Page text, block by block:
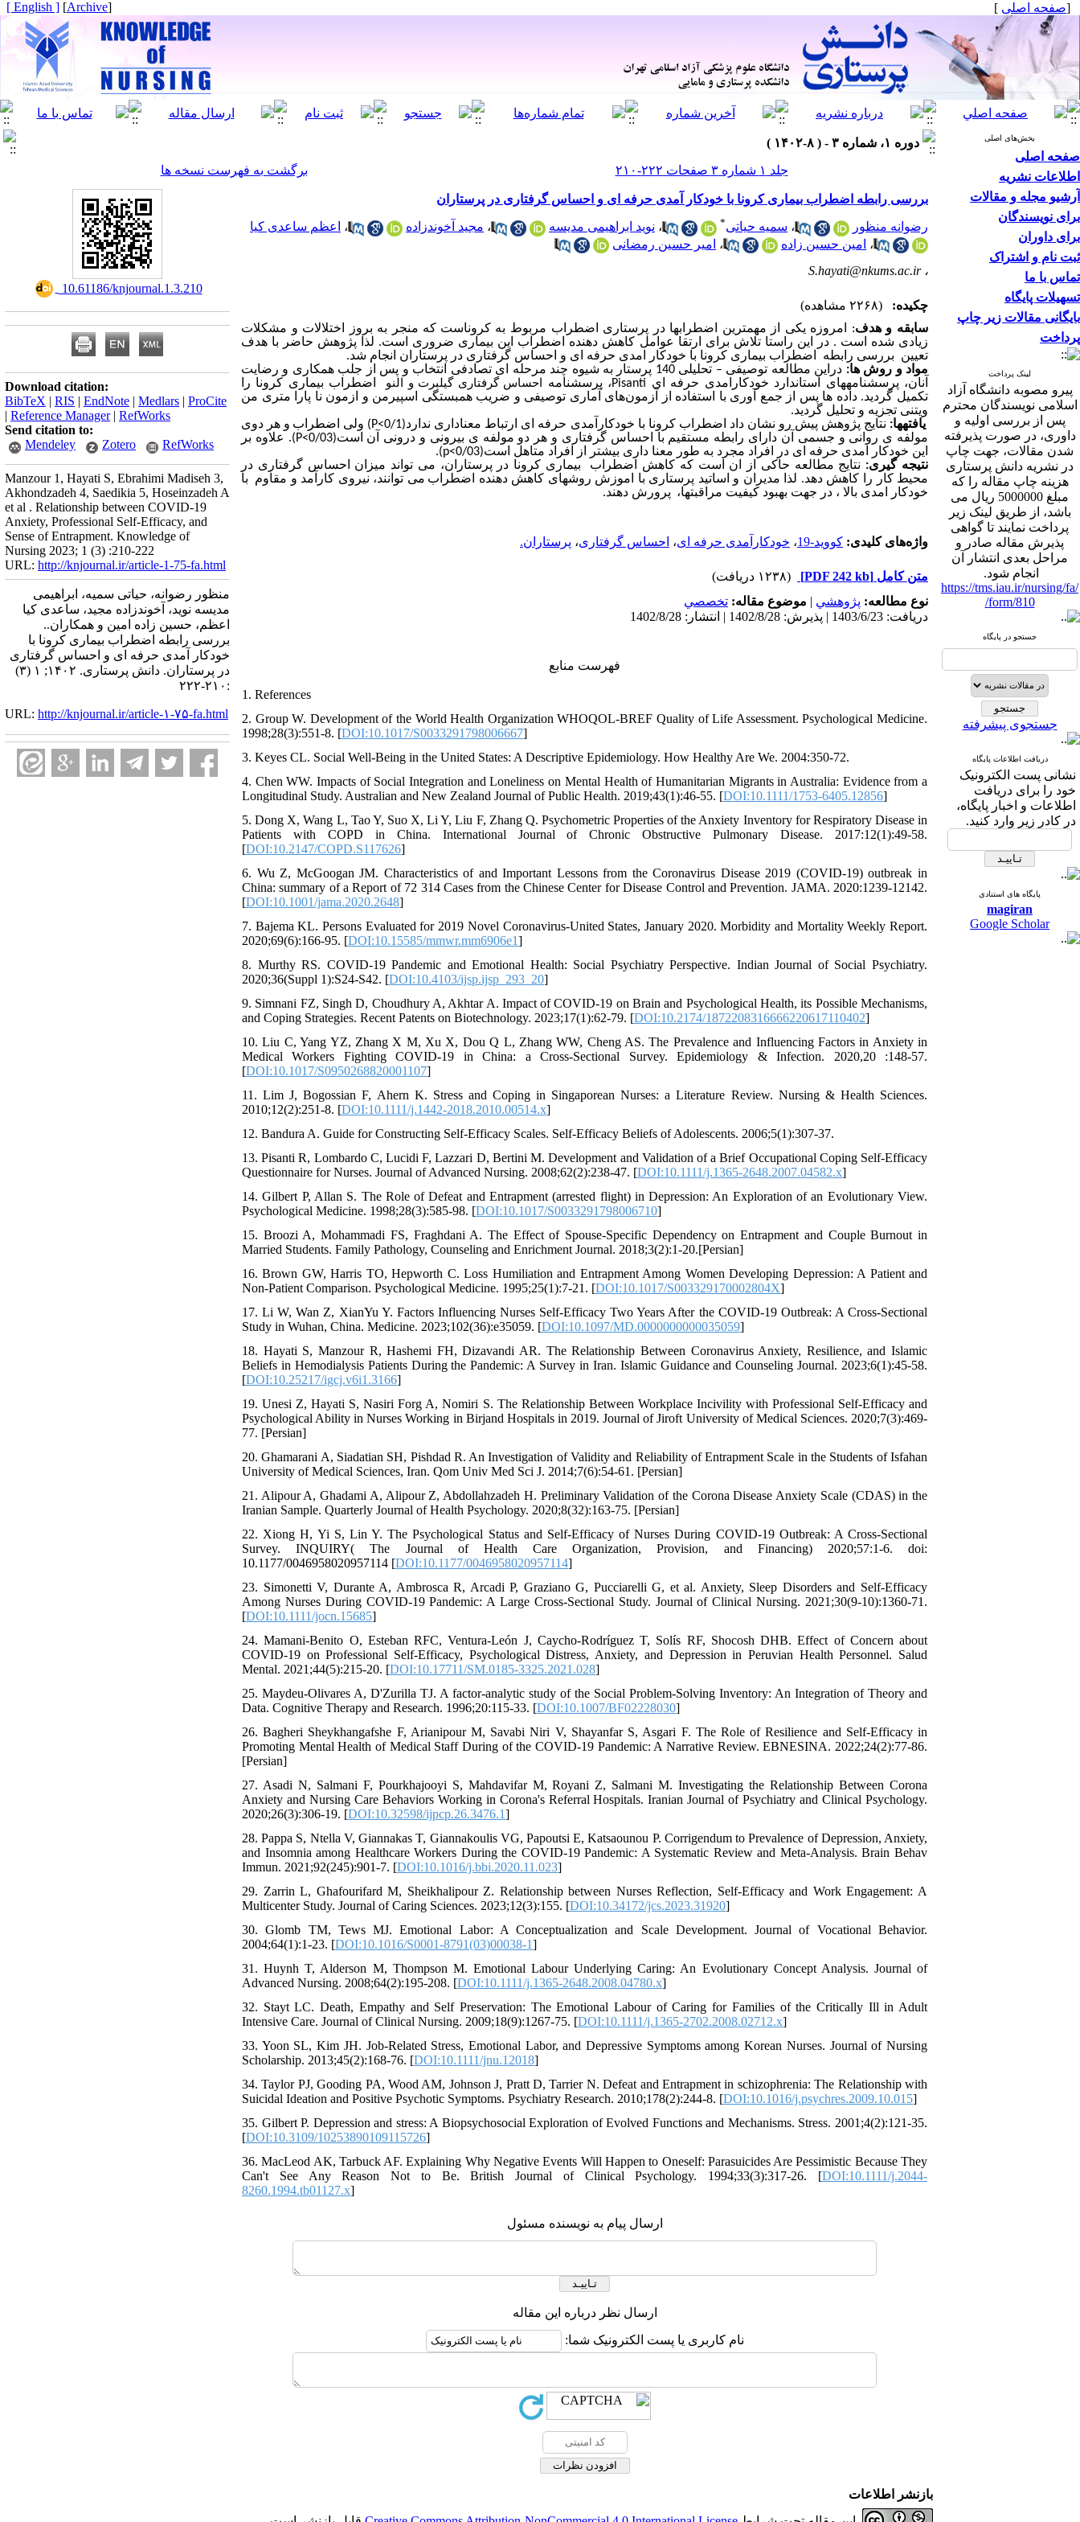
[صفحه اصلی ]
[
Archive
]
[ English ]
بخش‌های اصلی
صفحه اصلی
اطلاعات نشریه
آرشیو مجله و مقالات
برای نویسندگان
برای داوران
ثبت نام و اشتراک
تماس با ما
تسهیلات پایگاه
بایگانی مقالات زیر چاپ
پرداخت
لینک پرداخت
پیرو مصوبه دانشگاه آزاد
اسلامی نویسندگان محترم
پس از بررسی اولیه و
داوری، در صورت پذیرفته
شدن مقالات، جهت چاپ
در نشریه دانش پرستاری
هزینه چاپ مقاله را که
مبلغ 5000000 ریال می
باشد، از طریق لینک زیر
پرداخت نمایند تا گواهی
پذیرش مقاله صادر و
مراحل بعدی انتشار آن
انجام شود.
https://tms.iau.ir/nursing/fa/
form/810/
جستجو در پایگاه
جستجوی پیشرفته
دریافت اطلاعات پایگاه
نشانی پست الکترونیک
خود را برای دریافت
اطلاعات و اخبار پایگاه،
در کادر زیر وارد کنید.
پایگاه های استنادی
magiran
Google Scholar
دوره ۱، شماره ۳ - ( ۸-۱۴۰۲ )
جلد ۱ شماره ۳ صفحات ۲۲۲-۲۱۰
برگشت به فهرست نسخه ها
بررسی رابطه اضطراب بیماری کرونا با خودکار آمدی حرفه ای و احساس گرفتاری در پرستاران
رضوانه منظور ، سمیه حیاتی* ، نوید ابراهیمی مدیسه ، مجید آخوندزاده ،
اعظم ساعدی کیا
، امین حسین زاده ، امیر حسین رمضانی
،S.hayati@nkums.ac.ir
چکیده: (۲۲۶۸ مشاهده)
سابقه و هدف: امروزه یکی از مهمترین اضطرابها در پرستاری اضطراب مربوط به کروناست که منجر به بروز اختلالات و مشکلات
زیادی شده است . در این راستا تلاش برای ارتقا عوامل کاهش دهنده اضطراب این بیماری ضروری است. لذا پژوهش حاضر با هدف
تعیین
بررسی رابطه
اضطراب بیماری کرونا با خودکار امدی حرفه ای و احساس گرفتاری در پرستاران انجام شد.
مواد و روش ها: دراین مطالعه توصیفی –
تحلیلی 140 پرستار به شیوه چند مرحله ای تصادفی انتخاب و پس از جلب همکاری و رضایت
آنان، پرسشنامه­های استاندارد خودکارامدی حرفه ای Pisanti، پرسشنامه احساس گرفتاری گیلبرت و النو
اضطراب بیماری کرونا را
تکمیل گردید. داده ها پس از جمع آوری با استفاده از آزمون‌های آماری توصیفی و ضریب همبستگی اسپیرمن و ازمون نا پارا متری من
ویتنی تجزیه و تحلیل گردید.
یافته­ها: نتایج پژوهش پیش رو نشان داد اضطراب کرونا با خودکارآمدی حرفه ای ارتباط معناداری ندارد(P<0/1) ولی اضطراب و هر دوی
مولفه ی روانی و جسمی آن دارای رابطه مستقیم با احساس گرفتاری و هر دو مولفه ی بیرونی و درونی آن است(P<0/03). علاوه بر
این خودکار امدی حرفه ای در افراد مجرد به طور معنا داری بیشتر از افراد متاهل استp<0/03)
).
نتیجه گیری: نتایج مطالعه حاکی از ان است که کاهش اضطراب بیماری کرونا در پرستاران، می تواند میزان احساس گرفتاری در
محیط کار را کاهش دهد. لذا مدیران و اساتید پرستاری با اموزش روش­های کاهش دهنده اضطراب می توانند، نیروی کارآمد و مقاوم
با
خودکار امدی بالا ، در جهت بهبود کیفیت مراقبت­ها، پرورش دهند.
واژه‌های کلیدی: کووید-19 ، خودکارآمدی حرفه ای، احساس گرفتاری، پرستاران.
متن کامل [PDF 242 kb]
(۱۲۳۸ دریافت)
نوع مطالعه: پژوهشي | موضوع مقاله: تخصصي
دریافت: 1403/6/23 | پذیرش: 1402/8/28 | انتشار: 1402/8/28
فهرست منابع
1. References
2. Group W. Development of the World Health Organization WHOQOL-BREF Quality of Life Assessment. Psychological Medicine.
1998;28(3):551-8. [DOI:10.1017/S0033291798006667]
3. Keyes CL. Social Well-Being in the United States: A Descriptive Epidemiology. How Healthy Are We. 2004:350-72.
4. Chen WW. Impacts of Social Integration and Loneliness on Mental Health of Humanitarian Migrants in Australia: Evidence from a
Longitudinal Study. Australian and New Zealand Journal of Public Health. 2019;43(1):46-55. [DOI:10.1111/1753-6405.12856]
5. Dong X, Wang L, Tao Y, Suo X, Li Y, Liu F, Zhang Q. Psychometric Properties of the Anxiety Inventory for Respiratory Disease in
Patients with COPD in China. International Journal of Chronic Obstructive Pulmonary Disease. 2017:12(1):49-58.
[DOI:10.2147/COPD.S117626]
6. Wu Z, McGoogan JM. Characteristics of and Important Lessons from the Coronavirus Disease 2019 (COVID-19) outbreak in
China: summary of a Report of 72 314 Cases from the Chinese Center for Disease Control and Prevention. JAMA. 2020:1239-12142.
[DOI:10.1001/jama.2020.2648]
7. Bajema KL. Persons Evaluated for 2019 Novel Coronavirus-United States, January 2020. Morbidity and Mortality Weekly Report.
2020;69(6):166-95. [DOI:10.15585/mmwr.mm6906e1]
8. Murthy RS. COVID-19 Pandemic and Emotional Health: Social Psychiatry Perspective. Indian Journal of Social Psychiatry.
2020;36(Suppl 1):S24-S42. [DOI:10.4103/ijsp.ijsp_293_20]
9. Simnani FZ, Singh D, Choudhury A, Akhtar A. Impact of COVID-19 on Brain and Psychological Health, its Possible Mechanisms,
and Coping Strategies. Recent Patents on Biotechnology. 2023;17(1):62-79. [DOI:10.2174/1872208316666220617110402]
10. Liu C, Yang YZ, Zhang X M, Xu X, Dou Q L, Zhang WW, Cheng AS. The Prevalence and Influencing Factors in Anxiety in
Medical Workers Fighting COVID-19 in China: a Cross-Sectional Survey. Epidemiology & Infection. 2020,20 :148-57.
[DOI:10.1017/S0950268820001107]
11. Lim J, Bogossian F, Ahern K. Stress and Coping in Singaporean Nurses: a Literature Review. Nursing & Health Sciences.
2010;12(2):251-8. [DOI:10.1111/j.1442-2018.2010.00514.x]
12. Bandura A. Guide for Constructing Self-Efficacy Scales. Self-Efficacy Beliefs of Adolescents. 2006;5(1):307-37.
13. Pisanti R, Lombardo C, Lucidi F, Lazzari D, Bertini M. Development and Validation of a Brief Occupational Coping Self‐Efficacy
Questionnaire for Nurses. Journal of Advanced Nursing. 2008;62(2):238-47. [DOI:10.1111/j.1365-2648.2007.04582.x]
14. Gilbert P, Allan S. The Role of Defeat and Entrapment (arrested flight) in Depression: An Exploration of an Evolutionary View.
Psychological Medicine. 1998;28(3):585-98. [DOI:10.1017/S0033291798006710]
15. Broozi A, Mohammadi FS, Fraghdani A. The Effect of Spouse-Specific Dependency on Entrapment and Couple Burnout in
Married Students. Family Pathology, Counseling and Enrichment Journal. 2018;3(2):1-20.[Persian]
16. Brown GW, Harris TO, Hepworth C. Loss Humiliation and Entrapment Among Women Developing Depression: A Patient and
Non-Patient Comparison. Psychological Medicine. 1995;25(1):7-21. [DOI:10.1017/S003329170002804X]
17. Li W, Wan Z, XianYu Y. Factors Influencing Nurses Self-Efficacy Two Years After the COVID-19 Outbreak: A Cross-Sectional
Study in Wuhan, China. Medicine. 2023;102(36):e35059. [DOI:10.1097/MD.0000000000035059]
18. Hayati S, Manzour R, Hashemi FH, Dizavandi AR. The Relationship Between Coronavirus Anxiety, Resilience, and Islamic
Beliefs in Hemodialysis Patients During the Pandemic: A Survey in Iran. Islamic Guidance and Counseling Journal. 2023;6(1):45-58.
[DOI:10.25217/igcj.v6i1.3166]
19. Unesi Z, Hayati S, Nasiri Forg A, Nomiri S. The Relationship Between Workplace Incivility with Professional Self-Efficacy and
Psychological Ability in Nurses Working in Birjand Hospitals in 2019. Journal of Jiroft University of Medical Sciences. 2020;7(3):469-
77. [Persian]
20. Ghamarani A, Siadatian SH, Pishdad R. An Investigation of Validity and Reliability of Entrapment Scale in the Students of Isfahan
University of Medical Sciences, Iran. Qom Univ Med Sci J. 2014;7(6):54-61. [Persian]
21. Alipour A, Ghadami A, Alipour Z, Abdollahzadeh H. Preliminary Validation of the Corona Disease Anxiety Scale (CDAS) in the
Iranian Sample. Quarterly Journal of Health Psychology. 2020;8(32):163-75. [Persian]
22. Xiong H, Yi S, Lin Y. The Psychological Status and Self-Efficacy of Nurses During COVID-19 Outbreak: A Cross-Sectional
Survey. INQUIRY( The Journal of Health Care Organization, Provision, and Financing) 2020;57:1-6. doi:
10.1177/0046958020957114 [DOI:10.1177/0046958020957114]
23. Simonetti V, Durante A, Ambrosca R, Arcadi P, Graziano G, Pucciarelli G, et al. Anxiety, Sleep Disorders and Self‐Efficacy
Among Nurses During COVID‐19 Pandemic: A Large Cross‐Sectional Study. Journal of Clinical Nursing. 2021;30(9-10):1360-71.
[DOI:10.1111/jocn.15685]
24. Mamani-Benito O, Esteban RFC, Ventura-León J, Caycho-Rodríguez T, Solís RF, Shocosh DHB. Effect of Concern about
COVID-19 on Professional Self-Efficacy, Psychological Distress, Anxiety, and Depression in Peruvian Health Personnel. Salud
Mental. 2021;44(5):215-20. [DOI:10.17711/SM.0185-3325.2021.028]
25. Maydeu-Olivares A, D'Zurilla TJ. A factor-analytic study of the Social Problem-Solving Inventory: An Integration of Theory and
Data. Cognitive Therapy and Research. 1996;20:115-33. [DOI:10.1007/BF02228030]
26. Bagheri Sheykhangafshe F, Arianipour M, Savabi Niri V, Shayanfar S, Asgari F. The Role of Resilience and Self-Efficacy in
Promoting Mental Health of Medical Staff During of the COVID-19 Pandemic: A Narrative Review. EBNESINA. 2022;24(2):77-86.
[Persian]
27. Asadi N, Salmani F, Pourkhajooyi S, Mahdavifar M, Royani Z, Salmani M. Investigating the Relationship Between Corona
Anxiety and Nursing Care Behaviors Working in Corona's Referral Hospitals. Iranian Journal of Psychiatry and Clinical Psychology.
2020;26(3):306-19. [DOI:10.32598/ijpcp.26.3476.1]
28. Pappa S, Ntella V, Giannakas T, Giannakoulis VG, Papoutsi E, Katsaounou P. Corrigendum to Prevalence of Depression, Anxiety,
and Insomnia among Healthcare Workers During the COVID-19 Pandemic: A Systematic Review and Meta-Analysis. Brain Behav
Immun. 2021;92(245):901-7. [DOI:10.1016/j.bbi.2020.11.023]
29. Zarrin L, Ghafourifard M, Sheikhalipour Z. Relationship between Nurses Reflection, Self-Efficacy and Work Engagement: A
Multicenter Study. Journal of Caring Sciences. 2023;12(3):155. [DOI:10.34172/jcs.2023.31920]
30. Glomb TM, Tews MJ. Emotional Labor: A Conceptualization and Scale Development. Journal of Vocational Behavior.
2004;64(1):1-23. [DOI:10.1016/S0001-8791(03)00038-1]
31. Huynh T, Alderson M, Thompson M. Emotional Labour Underlying Caring: An Evolutionary Concept Analysis. Journal of
Advanced Nursing. 2008;64(2):195-208. [DOI:10.1111/j.1365-2648.2008.04780.x]
32. Stayt LC. Death, Empathy and Self Preservation: The Emotional Labour of Caring for Families of the Critically Ill in Adult
Intensive Care. Journal of Clinical Nursing. 2009;18(9):1267-75. [DOI:10.1111/j.1365-2702.2008.02712.x]
33. Yoon SL, Kim JH. Job‐Related Stress, Emotional Labor, and Depressive Symptoms among Korean Nurses. Journal of Nursing
Scholarship. 2013;45(2):168-76. [DOI:10.1111/jnu.12018]
34. Taylor PJ, Gooding PA, Wood AM, Johnson J, Pratt D, Tarrier N. Defeat and Entrapment in schizophrenia: The Relationship with
Suicidal Ideation and Positive Psychotic Symptoms. Psychiatry Research. 2010;178(2):244-8. [DOI:10.1016/j.psychres.2009.10.015]
35. Gilbert P. Depression and stress: A Biopsychosocial Exploration of Evolved Functions and Mechanisms. Stress. 2001;4(2):121-35.
[DOI:10.3109/10253890109115726]
36. MacLeod AK, Tarbuck AF. Explaining Why Negative Events Will Happen to Oneself: Parasuicides Are Pessimistic Because They
Can't See Any Reason Not to Be. British Journal of Clinical Psychology. 1994;33(3):317-26. [DOI:10.1111/j.2044-
8260.1994.tb01127.x]
ارسال پیام به نویسنده مسئول
ارسال نظر درباره این مقاله
نام کاربری یا پست الکترونیک شما:
‎ 10.61186/knjournal.1.3.210
Download citation:
BibTeX | RIS | EndNote | Medlars | ProCite
| Reference Manager| RefWorks
Send citation to:
Mendeley
Zotero RefWorks
Manzour 1, Hayati S, Ebrahimi Madiseh 3,
Akhondzadeh 4, Saedikia 5, Hoseinzadeh A
et al . Relationship between COVID-19
Anxiety, Professional Self-Efficacy, and
Sense of Entrapment. Knowledge of
Nursing 2023; 1 (3) :210-222
URL: http://knjournal.ir/article-1-75-fa.html
منظور رضوانه، حیاتی سمیه، ابراهیمی
مدیسه نوید، آخوندزاده مجید، ساعدی کیا
اعظم، حسین زاده امین و همکاران..
بررسی رابطه اضطراب بیماری کرونا با
خودکار آمدی حرفه ای و احساس گرفتاری
در پرستاران. دانش پرستاری. ۱۴۰۲; ۱ (۳)
:۲۱۰-۲۲۲
URL: http://knjournal.ir/article-۱-۷۵-fa.html
بازنشر اطلاعات